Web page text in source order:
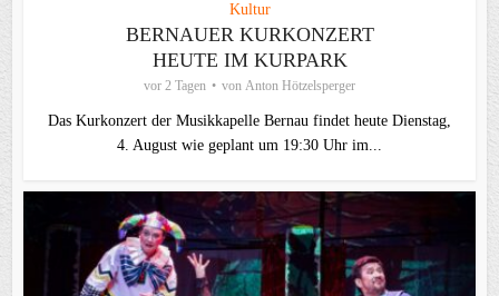
Kultur
BERNAUER KURKONZERT
HEUTE IM KURPARK
vor 2 Tagen von Anton Hötzelsperger
Das Kurkonzert der Musikkapelle Bernau findet heute Dienstag,
4. August wie geplant um 19:30 Uhr im...